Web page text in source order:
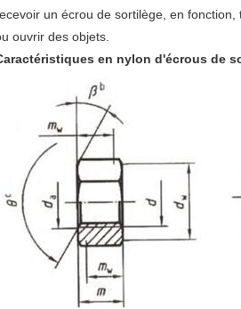
un écrou de sortilège, en
ouvrir des objets.
en nylon d'écrous de